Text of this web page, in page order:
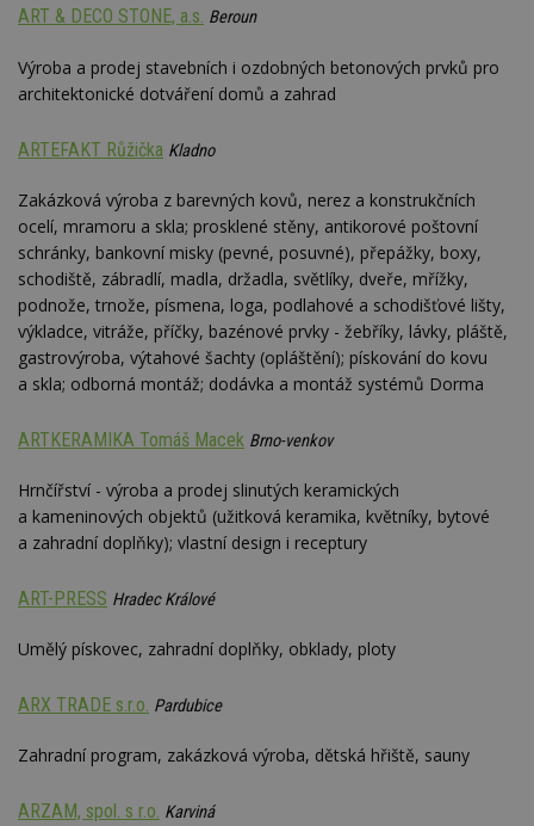
ART & DECO STONE, a.s. Beroun
Výroba a prodej stavebních i ozdobných betonových prvků pro
architektonické dotváření domů a zahrad
ARTEFAKT Růžička Kladno
Zakázková výroba z barevných kovů, nerez a konstrukčních
ocelí, mramoru a skla; prosklené stěny, antikorové poštovní
schránky, bankovní misky (pevné, posuvné), přepážky, boxy,
schodiště, zábradlí, madla, držadla, světlíky, dveře, mřížky,
podnože, trnože, písmena, loga, podlahové a schodišťové lišty,
výkladce, vitráže, příčky, bazénové prvky - žebříky, lávky, pláště,
gastrovýroba, výtahové šachty (opláštění); pískování do kovu
a skla; odborná montáž; dodávka a montáž systémů Dorma
ARTKERAMIKA Tomáš Macek Brno-venkov
Hrnčířství - výroba a prodej slinutých keramických
a kameninových objektů (užitková keramika, květníky, bytové
a zahradní doplňky); vlastní design i receptury
ART-PRESS Hradec Králové
Umělý pískovec, zahradní doplňky, obklady, ploty
ARX TRADE s.r.o. Pardubice
Zahradní program, zakázková výroba, dětská hřiště, sauny
ARZAM, spol. s r.o. Karviná